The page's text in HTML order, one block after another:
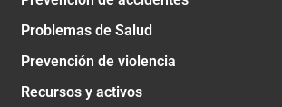
Problemas de Salud
Prevención de violencia
Recursos y activos